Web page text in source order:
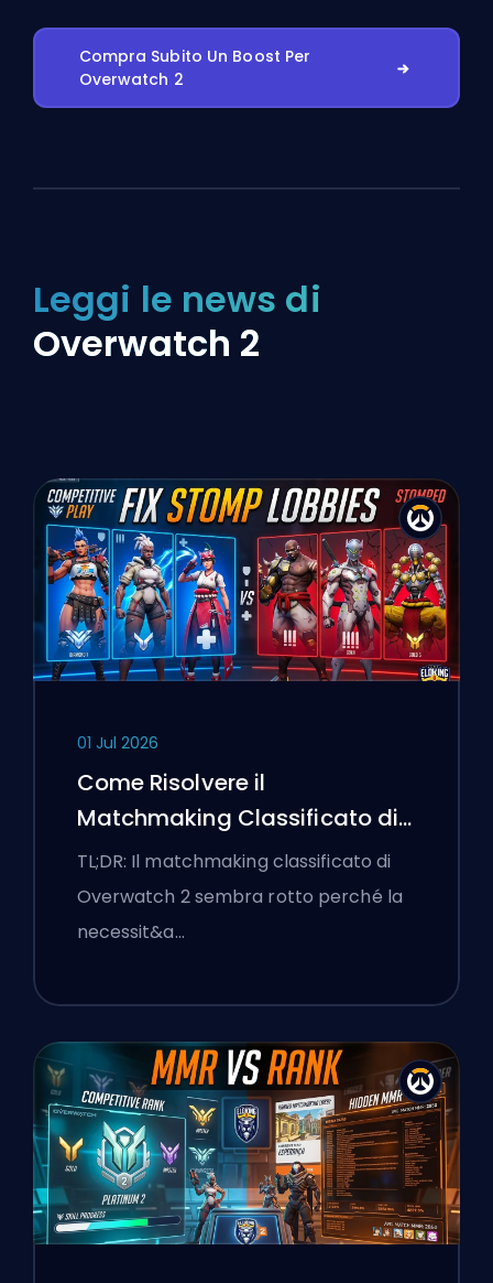
Compra Subito Un Boost Per
Overwatch 2
Leggi le news di
Overwatch 2
01 Jul 2026
Come Risolvere il
Matchmaking Classificato di
Overwatch 2 e le Lobby a
Senso Unico
TL;DR: Il matchmaking classificato di
Overwatch 2 sembra rotto perché la
necessit&a…